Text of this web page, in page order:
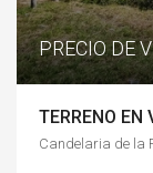
PRECIO DE
Candelaria de la